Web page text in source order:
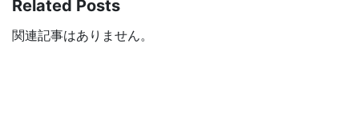
Related Posts
関連記事はありません。